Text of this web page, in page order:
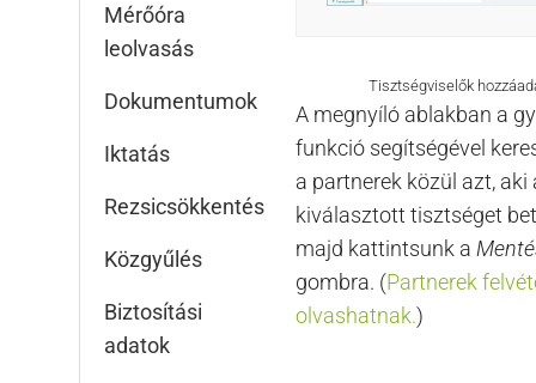
Mérőóra
leolvasás
Dokumentumok
Iktatás
Rezsicsökkentés
Közgyűlés
Biztosítási
adatok
Tisztségviselők
A megnyíló ablakban a
funkció segítségével
a partnerek közül azt, aki
kiválasztott tisztséget
majd kattintsunk a
gombra. (Partnerek
olvashatnak.)